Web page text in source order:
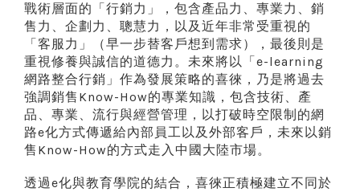
戰術層面的「行銷力」，包含產品力、專業力、銷
售力、企劃力、聰慧力，以及近年非常受重視的
「客服力」（早一步替客戶想到需求），最後則是
重視修養與誠信的道德力。未來將以「e-learning
網路整合行銷」作為發展策略的喜徠，乃是將過去
強調銷售Know-How的專業知識，包含技術、產
品、專業、流行與經營管理，以打破時空限制的網
路e化方式傳遞給內部員工以及外部客戶，未來以銷
售Know-How的方式走入中國大陸市場。
透過e化與教育學院的結合，喜徠正積極建立不同於